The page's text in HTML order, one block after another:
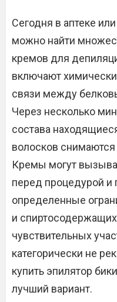
Сегодня в аптеке
можно найти
кремов для
включают
связи между
Через несколько
состава
волосков снимаются
Кремы могут
перед процедурой и
определенные
и
чувствительных
категорически не
купить эпилятор
лучший вариант.